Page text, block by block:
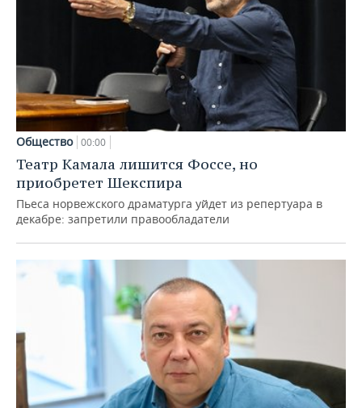
Общество 00:00
Театр Камала лишится Фоссе, но
приобретет Шекспира
Пьеса норвежского драматурга уйдет из репертуара в
декабре: запретили правообладатели